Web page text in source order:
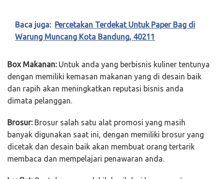
Baca juga: Percetakan Terdekat Untuk Paper Bag di
Warung Muncang Kota Bandung, 40211
Box Makanan:Untuk anda yang berbisnis kuliner tentunya
dengan memiliki kemasan makanan yang di desain baik
dan rapih akan meningkatkan reputasi bisnis anda
dimata pelanggan.
Brosur:Brosur salah satu alat promosi yang masih
banyak digunakan saat ini, dengan memiliki brosur yang
dicetak dan desain baik akan membuat orang tertarik
membaca dan mempelajari penawaran anda.